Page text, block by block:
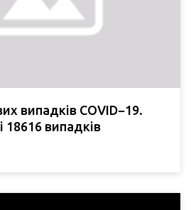
випадків COVID−19.
18616 випадків